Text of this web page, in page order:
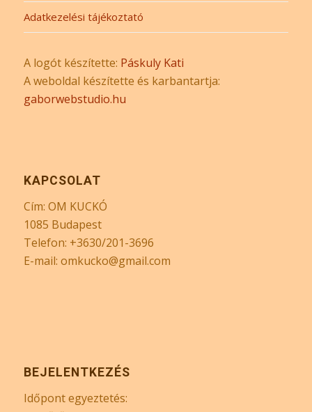
Adatkezelési tájékoztató
A logót készítette: Páskuly Kati
A weboldal készítette és karbantartja:
gaborwebstudio.hu
KAPCSOLAT
Cím: OM KUCKÓ
1085 Budapest
Telefon: +3630/201-3696
E-mail: omkucko@gmail.com
BEJELENTKEZÉS
Időpont egyeztetés: